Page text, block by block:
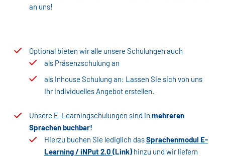
an uns!
Optional bieten wir alle unsere Schulungen auch
als Präsenzschulung an
als Inhouse Schulung an: Lassen Sie sich von uns
Ihr individuelles Angebot erstellen.
Unsere E-Learningschulungen sind in mehreren
Sprachen buchbar!
Hierzu buchen Sie lediglich dasSprachenmodul E-
Learning / iNPut 2.0 (Link)hinzu und wir liefern